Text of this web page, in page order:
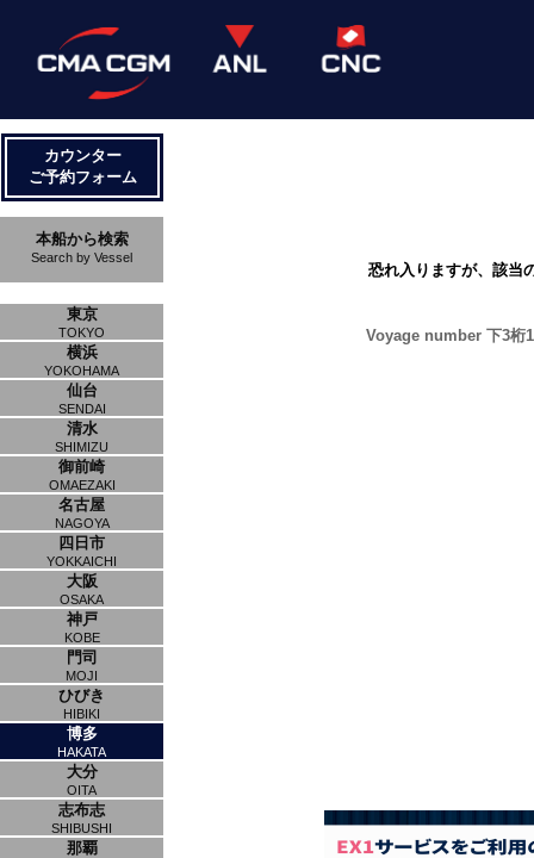
カウンター
ご予約フォーム
本船から検索
Search by Vessel
東京
TOKYO
横浜
YOKOHAMA
仙台
SENDAI
清水
SHIMIZU
御前崎
OMAEZAKI
名古屋
NAGOYA
四日市
YOKKAICHI
大阪
OSAKA
神戸
KOBE
門司
MOJI
ひびき
HIBIKI
博多
HAKATA
大分
OITA
志布志
SHIBUSHI
那覇
恐れ入りますが、該当
Voyage number 下3桁